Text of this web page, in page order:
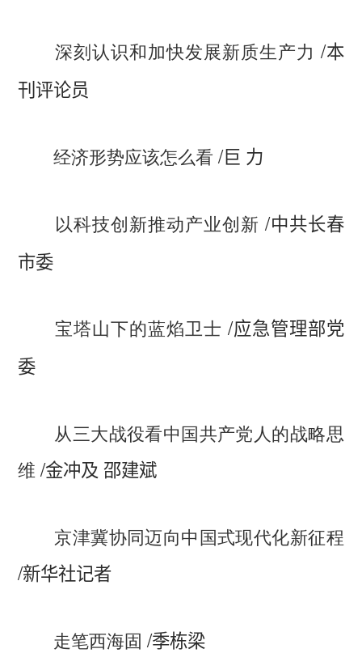
深刻认识和加快发展新质生产力 /本
刊评论员
经济形势应该怎么看 /巨 力
以科技创新推动产业创新 /中共长春
市委
宝塔山下的蓝焰卫士 /应急管理部党
委
从三大战役看中国共产党人的战略思
维 /金冲及 邵建斌
京津冀协同迈向中国式现代化新征程
/新华社记者
走笔西海固 /季栋梁